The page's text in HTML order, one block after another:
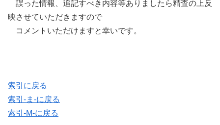
誤った情報、追記すべき内容等ありましたら精査の上反
映させていただきますので
コメントいただけますと幸いです。
索引に戻る
索引-ま-に戻る
索引-M-に戻る